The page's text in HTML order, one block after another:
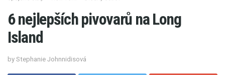
6 nejlepších pivovarů na Long
Island
by Stephanie Johnnidisová